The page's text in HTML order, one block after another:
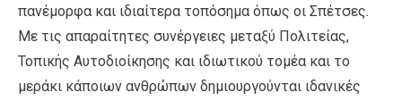
πανέμορφα και ιδιαίτερα τοπόσημα όπως οι Σπέτσες.
Με τις απαραίτητες συνέργειες μεταξύ Πολιτείας,
Τοπικής Αυτοδιοίκησης και ιδιωτικού τομέα και το
μεράκι κάποιων ανθρώπων δημιουργούνται ιδανικές